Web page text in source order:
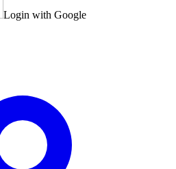
Login with Google